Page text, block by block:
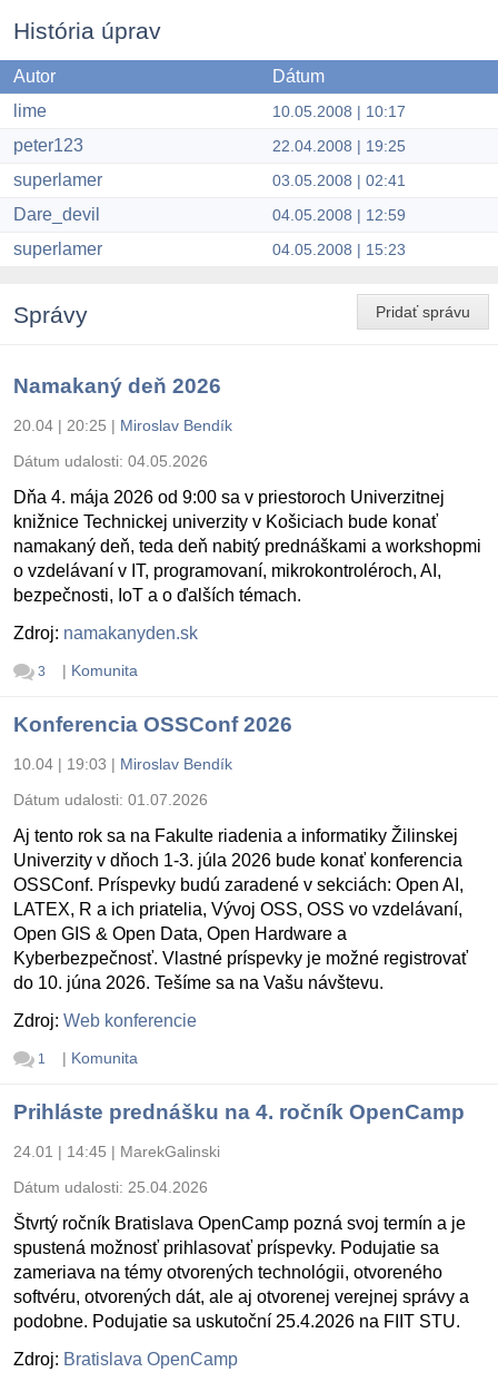
História úprav
Autor
Dátum
lime
10.05.2008 | 10:17
peter123 22.04.2008 | 19:25
superlamer 03.05.2008 | 02:41
Dare_devil 04.05.2008 | 12:59
superlamer 04.05.2008 | 15:23
Pridať správu
Správy
Namakaný deň 2026
20.04 | 20:25 | Miroslav Bendík
Dátum udalosti: 04.05.2026
Dňa 4. mája 2026 od 9:00 sa v priestoroch Univerzitnej
knižnice Technickej univerzity v Košiciach bude konať
namakaný deň, teda deň nabitý prednáškami a workshopmi
o vzdelávaní v IT, programovaní, mikrokontroléroch, AI,
bezpečnosti, IoT a o ďalších témach.
Zdroj: namakanyden.sk
3 | Komunita
Konferencia OSSConf 2026
10.04 | 19:03 | Miroslav Bendík
Dátum udalosti: 01.07.2026
Aj tento rok sa na Fakulte riadenia a informatiky Žilinskej
Univerzity v dňoch 1-3. júla 2026 bude konať konferencia
OSSConf. Príspevky budú zaradené v sekciách: Open AI,
LATEX, R a ich priatelia, Vývoj OSS, OSS vo vzdelávaní,
Open GIS & Open Data, Open Hardware a
Kyberbezpečnosť. Vlastné príspevky je možné registrovať
do 10. júna 2026. Tešíme sa na Vašu návštevu.
Zdroj: Web konferencie
1 | Komunita
Prihláste prednášku na 4. ročník OpenCamp
24.01 | 14:45 | MarekGalinski
Dátum udalosti: 25.04.2026
Štvrtý ročník Bratislava OpenCamp pozná svoj termín a je
spustená možnosť prihlasovať príspevky. Podujatie sa
zameriava na témy otvorených technológii, otvoreného
softvéru, otvorených dát, ale aj otvorenej verejnej správy a
podobne. Podujatie sa uskutoční 25.4.2026 na FIIT STU.
Zdroj: Bratislava OpenCamp